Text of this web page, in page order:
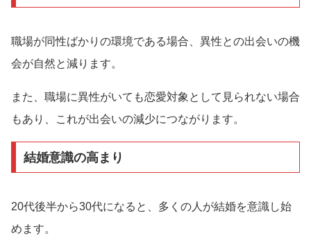
職場が同性ばかりの環境である場合、異性との出会いの機
会が自然と減ります。
また、職場に異性がいても恋愛対象として見られない場合
もあり、これが出会いの減少につながります。
結婚意識の高まり
20代後半から30代になると、多くの人が結婚を意識し始
めます。